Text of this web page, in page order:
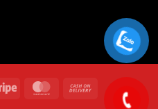
Stripe MasterCard